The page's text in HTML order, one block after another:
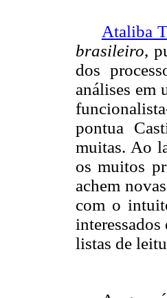
Ataliba
brasileiro,
dos
análises em
pontua
muitas. Ao
os muitos
achem
com o
listas de